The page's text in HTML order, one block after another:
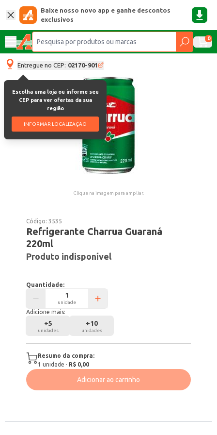
Baixe nosso novo app e ganhe descontos
exclusivos
0
Entregue no CEP: 02170-901
Escolha uma loja ou informe seu
CEP para ver ofertas da sua
região
INFORMAR LOCALIZAÇÃO
Clique na imagem para ampliar.
Código:3535
Refrigerante Charrua Guaraná
220ml
Produto indisponível
Quantidade:
unidade
Adicione mais:
+5
unidades
+10
unidades
Resumo da compra:
1 unidade · R$ 0,00
Adicionar ao carrinho